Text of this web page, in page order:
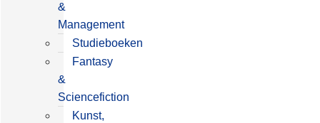
&
Management
Studieboeken
Fantasy
&
Sciencefiction
Kunst,